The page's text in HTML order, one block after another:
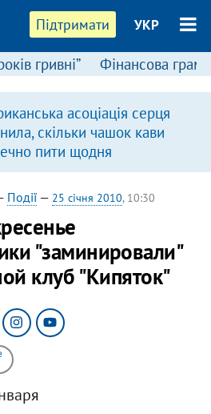
Підтримати УКР
гривні” Фінансова
асоціація серця
скільки чашок кави
пити щодня
Події— 25 січня 2010, 10:30
"заминировали"
клуб "Кипяток"